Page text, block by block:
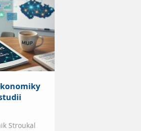
Stroukal